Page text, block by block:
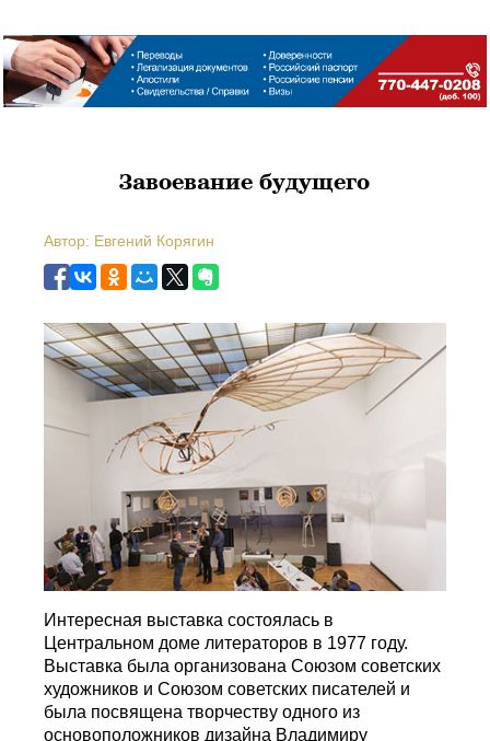
Завоевание будущего
Автор: Евгений Корягин
Интересная выставка состоялась в
Центральном доме литераторов в 1977 году.
Выставка была организована Союзом советских
художников и Союзом советских писателей и
была посвящена творчеству одного из
основоположников дизайна Владимиру